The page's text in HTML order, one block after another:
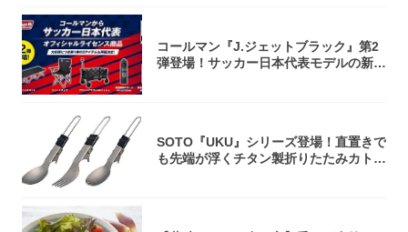
コールマン『J.ジェットブラック』第2
弾登場！サッカー日本代表モデルの新作
SOTO『UKU』シリーズ登場！直置きで
も先端が浮くチタン製折りたたみカトラ